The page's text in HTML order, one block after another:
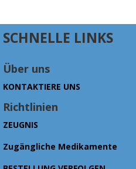
SCHNELLE LINKS
Über uns
KONTAKTIERE UNS
Richtlinien
ZEUGNIS
Zugängliche Medikamente